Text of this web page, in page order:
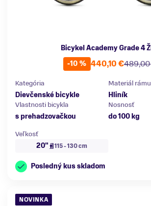
Bicykel Academy Grade 4
-10 % 440,10 €
Kategória
Dievčenské bicykle
Materiál rámu
Hliník
Vlastnosti bicykla
s prehadzovačkou
Nosnosť
do 100 kg
Veľkosť
20"
115 - 130 cm
Posledný kus skladom
NOVINKA